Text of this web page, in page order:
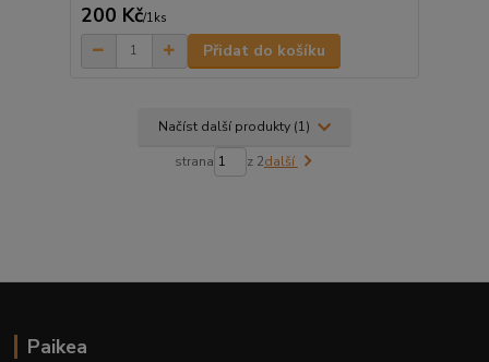
200 Kč/1ks
Přidat do košíku
Načíst další produkty (1)
strana z 2další
Paikea